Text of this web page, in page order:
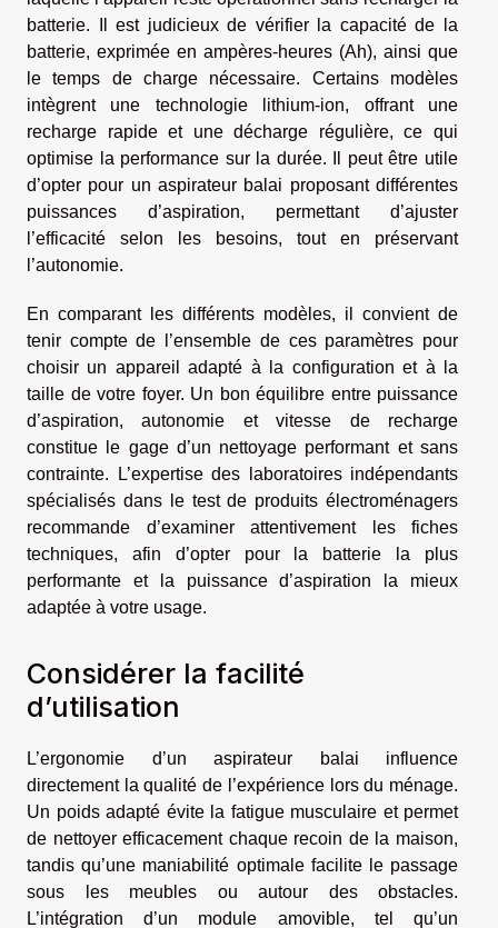
batterie. Il est judicieux de vérifier la capacité de la
batterie, exprimée en ampères-heures (Ah), ainsi que
le temps de charge nécessaire. Certains modèles
intègrent une technologie lithium-ion, offrant une
recharge rapide et une décharge régulière, ce qui
optimise la performance sur la durée. Il peut être utile
d’opter pour un aspirateur balai proposant différentes
puissances d’aspiration, permettant d’ajuster
l’efficacité selon les besoins, tout en préservant
l’autonomie.
En comparant les différents modèles, il convient de
tenir compte de l’ensemble de ces paramètres pour
choisir un appareil adapté à la configuration et à la
taille de votre foyer. Un bon équilibre entre puissance
d’aspiration, autonomie et vitesse de recharge
constitue le gage d’un nettoyage performant et sans
contrainte. L’expertise des laboratoires indépendants
spécialisés dans le test de produits électroménagers
recommande d’examiner attentivement les fiches
techniques, afin d’opter pour la batterie la plus
performante et la puissance d’aspiration la mieux
adaptée à votre usage.
Considérer la facilité
d’utilisation
L’ergonomie d’un aspirateur balai influence
directement la qualité de l’expérience lors du ménage.
Un poids adapté évite la fatigue musculaire et permet
de nettoyer efficacement chaque recoin de la maison,
tandis qu’une maniabilité optimale facilite le passage
sous les meubles ou autour des obstacles.
L’intégration d’un module amovible, tel qu’un